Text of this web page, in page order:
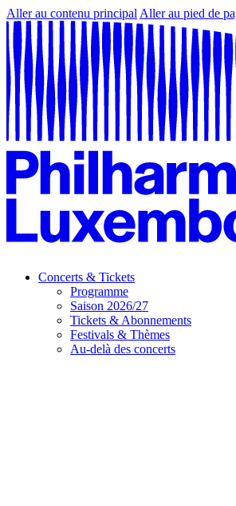
Aller au contenu principal Aller au pied de
Concerts & Tickets
Programme
Saison 2026/27
Tickets & Abonnements
Festivals & Thèmes
Au-delà des concerts